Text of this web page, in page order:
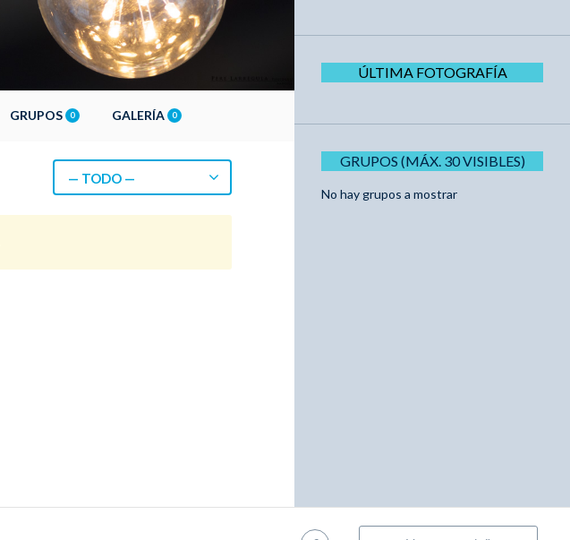
GRUPOS 0 GALERÍA 0
— TODO —
ÚLTIMA FOTOGRAFÍA
GRUPOS (MÁX. 30 VISIBLES)
No hay grupos a mostrar